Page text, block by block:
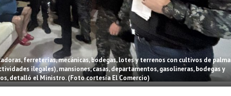
ferreterías, mecánicas, bodegas, lotes y terrenos con cultivos de palma
ilegales), mansiones, casas, departamentos, gasolineras, bodegas y
detalló el Ministro. (Foto cortesía El Comercio)